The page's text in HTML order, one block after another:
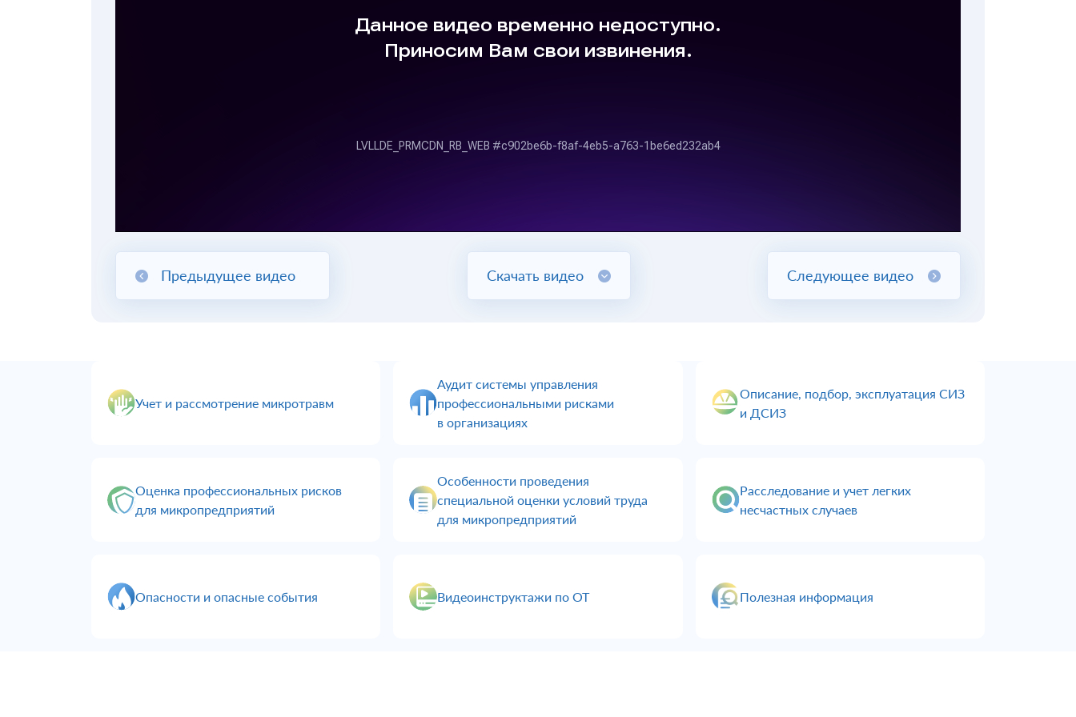
Предыдущее видео Скачать видео Следующее видео
Учет и рассмотрение микротравм
Аудит системы управления
профессиональными рисками
в организациях
Описание, подбор, эксплуатация СИЗ
и ДСИЗ
Оценка профессиональных рисков
для микропредприятий
Особенности проведения
специальной оценки условий труда
для микропредприятий
Расследование и учет легких
несчастных случаев
Опасности и опасные события Видеоинструктажи по ОТ Полезная информация